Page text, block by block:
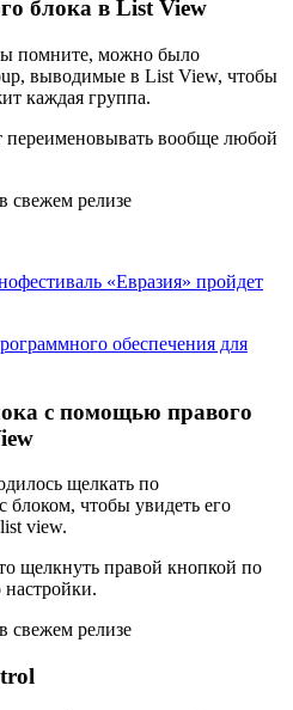
блока в List View
помните, можно было
выводимые в List View, чтобы
каждая группа.
переименовывать вообще любой
«Евразия» пройдет
обеспечения для
с помощью правого
щелкать по
блоком, чтобы увидеть его
view.
щелкнуть правой кнопкой по
настройки.